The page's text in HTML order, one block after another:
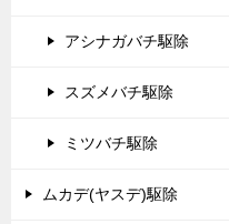
アシナガバチ駆除
スズメバチ駆除
ミツバチ駆除
ムカデ(ヤスデ)駆除